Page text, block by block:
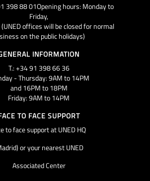
398 88 01Opening hours: Monday to
Friday,
offices will be closed for normal
on the public holidays)
INFORMATION
T.: +34 91 398 66 36
- Thursday: 9AM to 14PM
and 16PM to 18PM
Friday: 9AM to 14PM
TO FACE SUPPORT
to face support at UNED HQ
or your nearest UNED
Associated Center